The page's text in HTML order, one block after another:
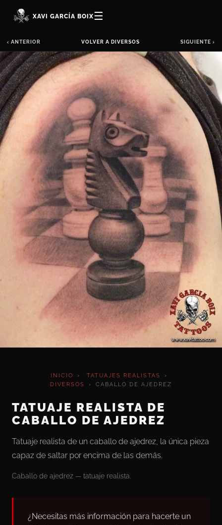
XAVI GARCÍA BOIX☰
‹ ANTERIOR VOLVER A DIVERSOS SIGUIENTE ›
INICIO › TATUAJES REALISTAS
›
DIVERSOS
› CABALLO DE AJEDREZ
TATUAJE REALISTA DE
CABALLO DE AJEDREZ
Tatuaje realista de un caballo de ajedrez, la única pieza
capaz de saltar por encima de las demás.
Caballo de ajedrez — tatuaje realista.
¿Necesitas más información para hacerte un